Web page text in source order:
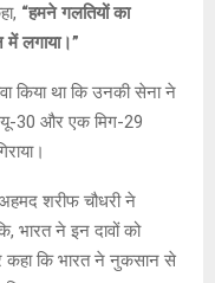
“हमने गलतियों का
लगाया।”
किया था कि उनकी सेना ने
30 और एक मिग-29
शरीफ चौधरी ने
भारत ने इन दावों को
कहा कि भारत ने नुकसान से